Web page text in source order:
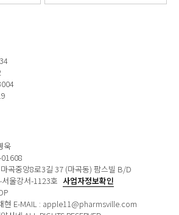
욱
곡중앙8로3길 37 (마곡동) 팜스빌 B/D
울강서-1123호 사업자정보확인
현 E-MAIL : apple11@pharmsville.com